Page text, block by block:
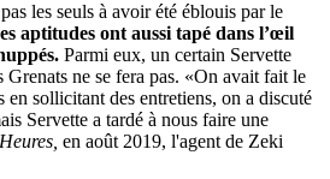
les seuls à avoir été éblouis par le
aptitudes ont aussi tapé dans l’œil
Parmi eux, un certain Servette
ne se fera pas. «On avait fait le
en sollicitant des entretiens, on a discuté
Servette a tardé à nous faire une
en août 2019, l'agent de Zeki